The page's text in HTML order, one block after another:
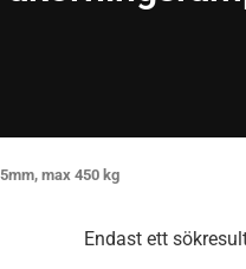
max 450 kg
Endast ett